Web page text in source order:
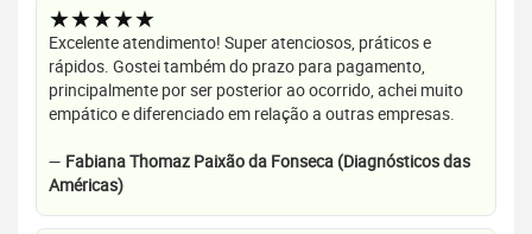
★★★★★
Excelente atendimento! Super atenciosos, práticos e
rápidos. Gostei também do prazo para pagamento,
principalmente por ser posterior ao ocorrido, achei muito
empático e diferenciado em relação a outras empresas.
— Fabiana Thomaz Paixão da Fonseca (Diagnósticos das
Américas)